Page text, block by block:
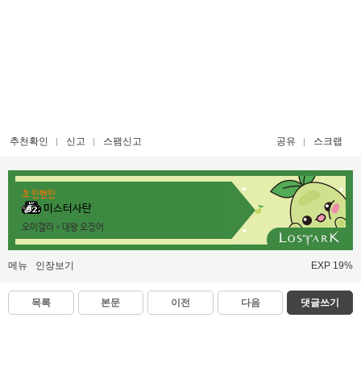
추천확인 신고 스팸신고 공유 스크랩
초 인벤인
미스터사탄
오이갤러 = 대왕 오징어
메뉴 인장보기 EXP 19%
목록 본문 이전 다음 댓글쓰기